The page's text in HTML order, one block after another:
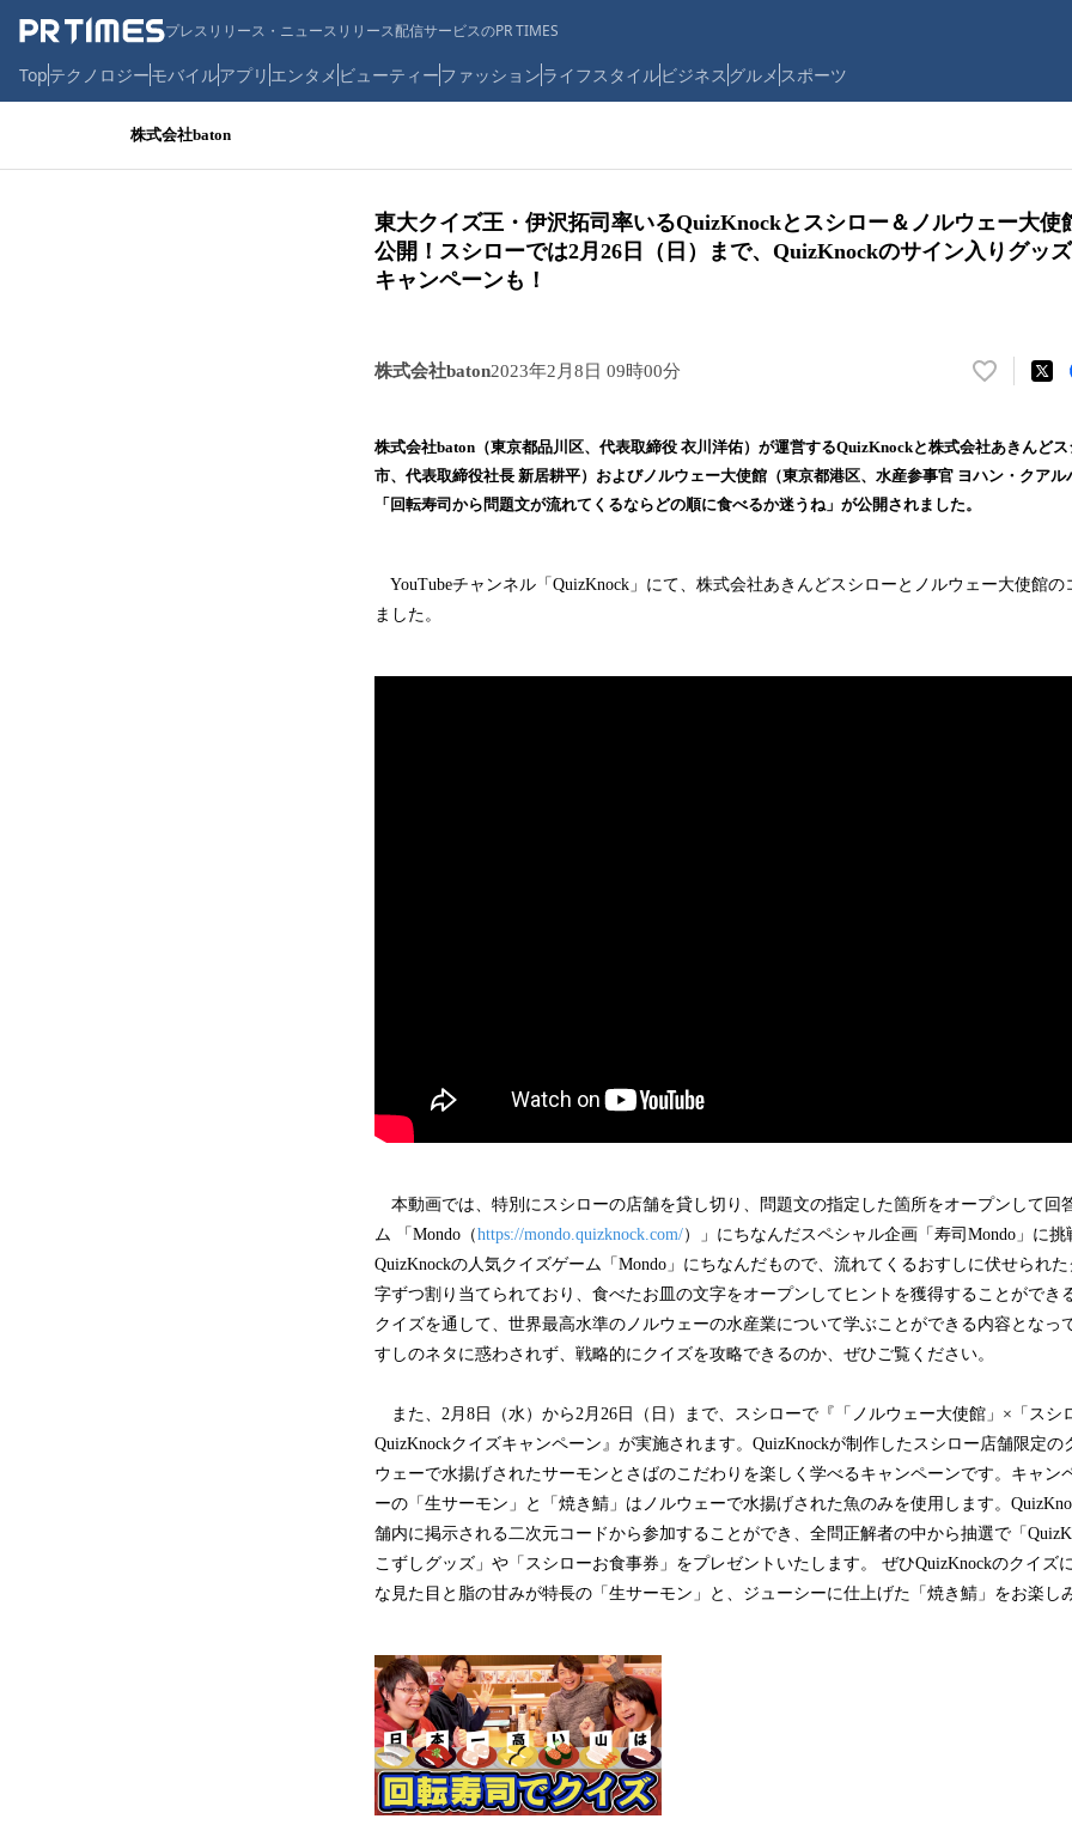
プレスリリース・ニュースリリース配信サービスのPR TIMES
Topテクノロジーモバイルアプリ エンタメ ビューティーファッションライフスタイルビジネス グルメ スポーツ
株式会社baton
東大クイズ王・伊沢拓司率いるQuizKnockとスシロー＆ノルウェー大使
公開！スシローでは2月26日（日）まで、QuizKnockのサイン入りグッ
キャンペーンも！
株式会社baton2023年2月8日 09時00分
い
！
数
込
株式会社baton（東京都品川区、代表取締役 衣川洋佑）が運営するQuizKnockと株式会社あきんどス
市、代表取締役社長 新居耕平）およびノルウェー大使館（東京都港区、水産参事官 ヨハン・クア
「回転寿司から問題文が流れてくるならどの順に食べるか迷うね」が公開されました。
YouTubeチャンネル「QuizKnock」にて、株式会社あきんどスシローとノルウェー大使館
ました。
本動画では、特別にスシローの店舗を貸し切り、問題文の指定した箇所をオープンして回
ム 「Mondo（https://mondo.quizknock.com/）」にちなんだスペシャル企画「寿司Mondo」に
QuizKnockの人気クイズゲーム「Mondo」にちなんだもので、流れてくるおすしに伏せられ
字ずつ割り当てられており、食べたお皿の文字をオープンしてヒントを獲得することができ
クイズを通して、世界最高水準のノルウェーの水産業について学ぶことができる内容となっ
すしのネタに惑わされず、戦略的にクイズを攻略できるのか、ぜひご覧ください。
また、2月8日（水）から2月26日（日）まで、スシローで『「ノルウェー大使館」×「スシ
QuizKnockクイズキャンペーン』が実施されます。QuizKnockが制作したスシロー店舗限定の
ウェーで水揚げされたサーモンとさばのこだわりを楽しく学べるキャンペーンです。キャン
ーの「生サーモン」と「焼き鯖」はノルウェーで水揚げされた魚のみを使用します。
舗内に掲示される二次元コードから参加することができ、全問正解者の中から抽選で「
こずしグッズ」や「スシローお食事券」をプレゼントいたします。 ぜひQuizKnockのクイズ
な見た目と脂の甘みが特長の「生サーモン」と、ジューシーに仕上げた「焼き鯖」をお楽し